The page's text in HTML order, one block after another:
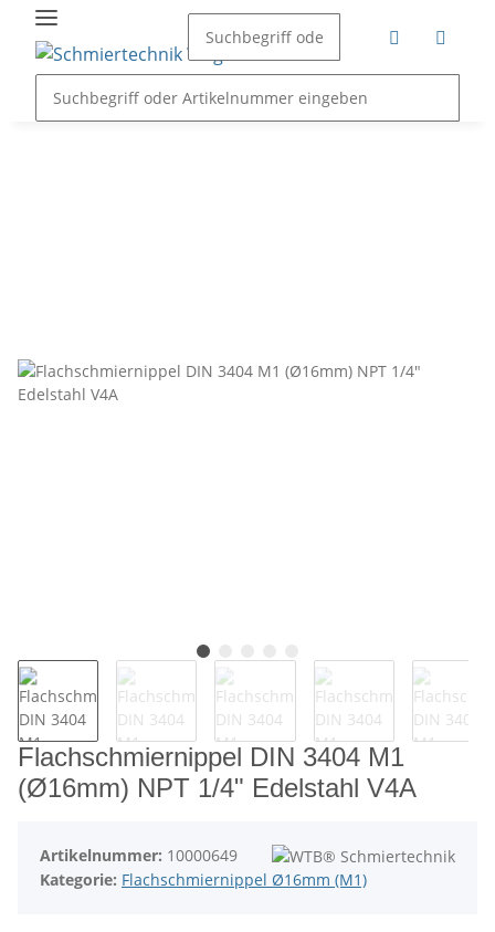
Flachschmiernippel DIN 3404 M1
(Ø16mm) NPT 1/4" Edelstahl V4A
Artikelnummer: 10000649
Kategorie: Flachschmiernippel Ø16mm (M1)